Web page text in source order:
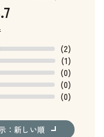
(2)
(1)
(0)
(0)
(0)
：新しい順